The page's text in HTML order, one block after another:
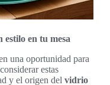
estilo en tu mesa
una oportunidad para
estas
y el origen del vidrio